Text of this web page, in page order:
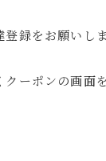
録をお願いしま
ーポンの画面